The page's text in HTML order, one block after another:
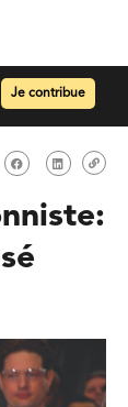
Je contribue